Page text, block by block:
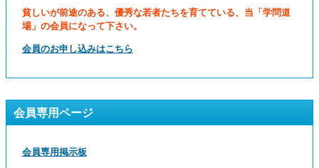
貧しいが前途のある、優秀な若者たちを育てている、当「学問道
場」の会員になって下さい。
会員のお申し込みはこちら
会員専用ページ
会員専用掲示板